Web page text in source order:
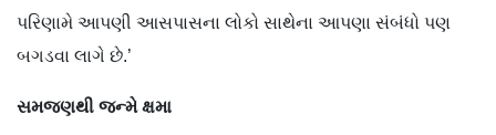
પરિણામે આપણી આસપાસના લોકો સાથેના આપણા સંબંધો પણ
બગડવા લાગે છે.’
સમજણથી જન્મે ક્ષમા